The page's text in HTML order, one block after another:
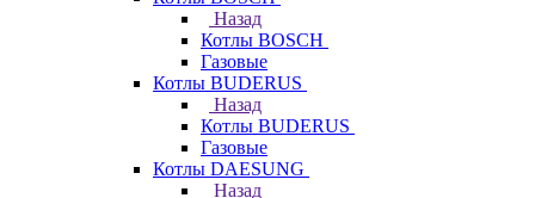
Назад
Котлы BOSCH
Газовые
Котлы BUDERUS
Назад
Котлы BUDERUS
Газовые
Котлы DAESUNG
Назад